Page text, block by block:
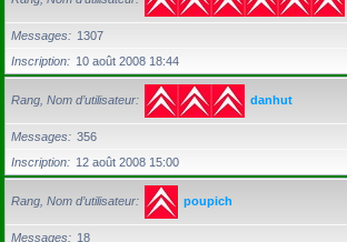
Messages
1307
Inscription
10 août 2008 18:44
Rang, Nom d’utilisateur danhut
Messages
356
Inscription
12 août 2008 15:00
Rang, Nom d’utilisateur poupich
Messages
18